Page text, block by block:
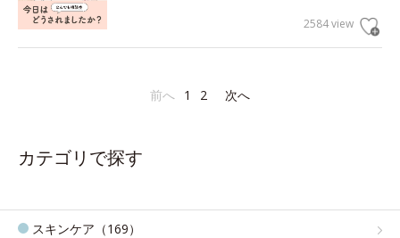
2584 view
前へ 1 2 次へ
カテゴリで探す
スキンケア（169）